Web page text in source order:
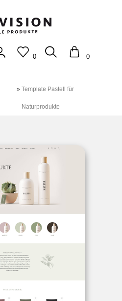
0 0
» Template Pastell für
Naturprodukte